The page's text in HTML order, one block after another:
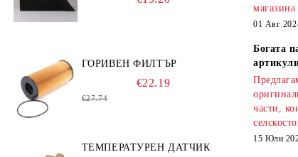
ГОРИВЕН ФИЛТЪР
€22.19
€27.74
ТЕМПЕРАТУРЕН ДАТЧИК
01 Авг
Богата
части,
15 Юли